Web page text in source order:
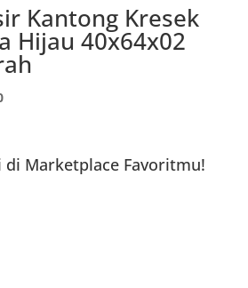
Kantong Kresek
Hijau 40x64x02
Harga
adalah:
di Marketplace Favoritmu!